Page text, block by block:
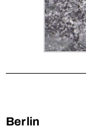
Berlin